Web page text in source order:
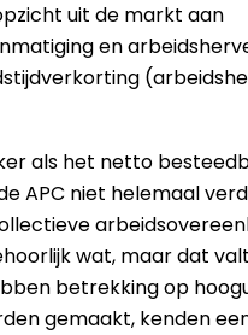
uit de markt aan
en
als het netto
APC niet helemaal
wat, maar dat
betrekking op
gemaakt, kenden